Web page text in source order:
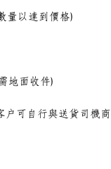
量以達到價格)
地面收件)
可自行與送貨司機